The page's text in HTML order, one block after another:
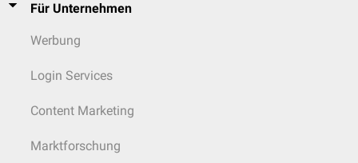
Für Unternehmen
Werbung
Login Services
Content Marketing
Marktforschung